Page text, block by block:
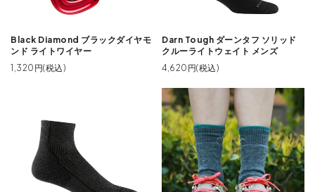
Black Diamond ブラックダイヤモ
ンド ライトワイヤー
1,320円(税込)
Darn Tough ダーンタフ ソリッド
クルーライトウェイト メンズ
4,620円(税込)